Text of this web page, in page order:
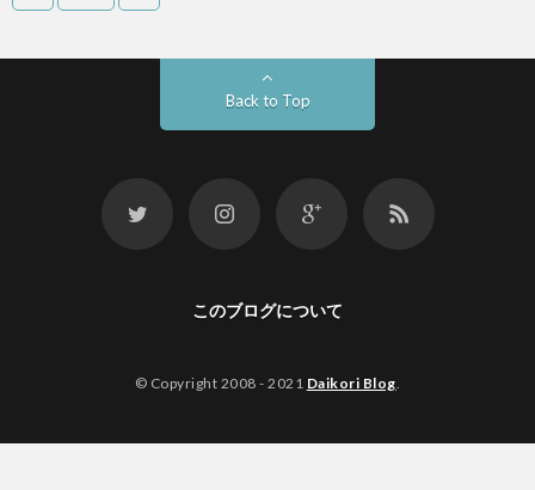
Back to Top
このブログについて
© Copyright 2008 - 2021 Daikori Blog